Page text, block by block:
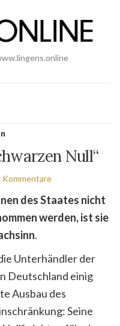
Null“
Kommentare
des Staates nicht
werden, ist sie
.
Unterhändler der
Deutschland einig
Ausbau des
Seine